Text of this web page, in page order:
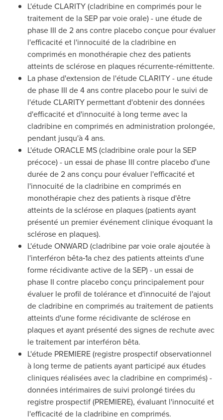
L'étude CLARITY (cladribine en comprimés pour le
traitement de la SEP par voie orale) - une étude de
phase III de 2 ans contre placebo conçue pour évaluer
l'efficacité et l'innocuité de la cladribine en
comprimés en monothérapie chez des patients
atteints de sclérose en plaques récurrente‑rémittente.
La phase d'extension de l'étude CLARITY - une étude
de phase III de 4 ans contre placebo pour le suivi de
l'étude CLARITY permettant d'obtenir des données
d'efficacité et d'innocuité à long terme avec la
cladribine en comprimés en administration prolongée,
pendant jusqu'à 4 ans.
L'étude ORACLE MS (cladribine orale pour la SEP
précoce) - un essai de phase III contre placebo d'une
durée de 2 ans conçu pour évaluer l'efficacité et
l'innocuité de la cladribine en comprimés en
monothérapie chez des patients à risque d'être
atteints de la sclérose en plaques (patients ayant
présenté un premier événement clinique évoquant la
sclérose en plaques).
L'étude ONWARD (cladribine par voie orale ajoutée à
l'interféron bêta‑1a chez des patients atteints d'une
forme récidivante active de la SEP) - un essai de
phase II contre placebo conçu principalement pour
évaluer le profil de tolérance et d'innocuité de l'ajout
de cladribine en comprimés au traitement de patients
atteints d'une forme récidivante de sclérose en
plaques et ayant présenté des signes de rechute avec
le traitement par interféron bêta.
L'étude PREMIERE (registre prospectif observationnel
à long terme de patients ayant participé aux études
cliniques réalisées avec la cladribine en comprimés) -
données intérimaires de suivi prolongé tirées du
registre prospectif (PREMIERE), évaluant l'innocuité et
l'efficacité de la cladribine en comprimés.